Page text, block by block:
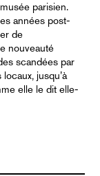
parisien.
années post-
de
nouveauté
scandées par
jusqu’à
elle le dit elle-